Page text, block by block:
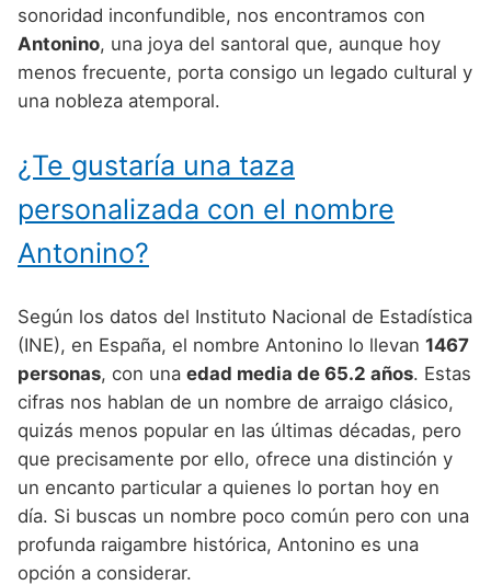
Nombres de niño que empiezan por G
Nombres de niño que empiezan por H
Nombres de niño que empiezan por I
Nombres de niño que empiezan por K
Nombres de niño que empiezan por L
Nombres de niño que empiezan por M
Nombres de niño que empiezan por N
Nombres de niño que empiezan por O
Nombres de niño que empiezan por P
Nombres de niño que empiezan por Q
Nombres de niño que empiezan por R
Nombres de niño que empiezan por S
Nombres de niño que empiezan por T
Nombres de Niño Cantabros
Nombres de Niño Castellanos
Nombres de Niño Catalanes
Nombres de Niño Madrileños
Nombres de Niño Murcianos
Nombres de Niño Navarros
Nombres de Niño Riojanos
Nombres de Niño Valencianos
Nombres de Niño Vascos
Nombres de Niño Mitologicos
Nombres de Niño Romanos
Nombres de Niño Vikingos
Nombres de Niño Chinos
Nombres de Niño Franceses
Nombres de Niño Hispanoamericanos
Nombres de Niño Ingleses
Nombres de Niño Italianos
Nombres de Niño Japoneses
Nombres de Niño Marroquíes
Nombres de Niño Portugueses
Nombres de Niño Rumanos
Nombres de Niño Rusos
Nombres de Niño Suecos
sonoridad inconfundible, nos encontramos con
Antonino, una joya del santoral que, aunque hoy
menos frecuente, porta consigo un legado cultural y
una nobleza atemporal.
¿Te gustaría una taza
personalizada con el nombre
Antonino?
Según los datos del Instituto Nacional de Estadística
(INE), en España, el nombre Antonino lo llevan 1467
personas, con una edad media de 65.2 años. Estas
cifras nos hablan de un nombre de arraigo clásico,
quizás menos popular en las últimas décadas, pero
que precisamente por ello, ofrece una distinción y
un encanto particular a quienes lo portan hoy en
día. Si buscas un nombre poco común pero con una
profunda raigambre histórica, Antonino es una
opción a considerar.